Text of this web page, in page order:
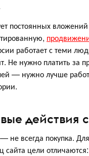
постоянных
работает с теми
Не нужно платить за
— нужно лучше
действия
не всегда покупка.
сайта цели отличаются: